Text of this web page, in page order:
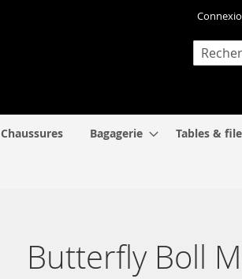
Chaussures Bagagerie Tables &
Butterfly Boll